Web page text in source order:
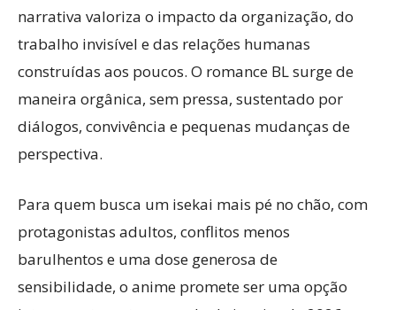
narrativa valoriza o impacto da organização, do
trabalho invisível e das relações humanas
construídas aos poucos. O romance BL surge de
maneira orgânica, sem pressa, sustentado por
diálogos, convivência e pequenas mudanças de
perspectiva.
Para quem busca um isekai mais pé no chão, com
protagonistas adultos, conflitos menos
barulhentos e uma dose generosa de
sensibilidade, o anime promete ser uma opção